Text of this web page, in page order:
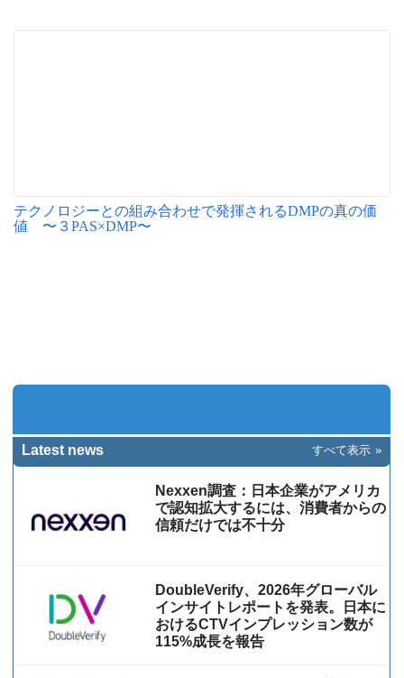
テクノロジーとの組み合わせで発揮されるDMPの真の価
値 〜３PAS×DMP〜
Latest news すべて表示
Nexxen調査：日本企業がアメリカ
で認知拡大するには、消費者からの
信頼だけでは不十分
DoubleVerify、2026年グローバル
インサイトレポートを発表。日本に
おけるCTVインプレッション数が
115%成⻑を報告